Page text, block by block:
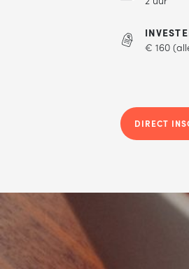
€ 160
DIRECT